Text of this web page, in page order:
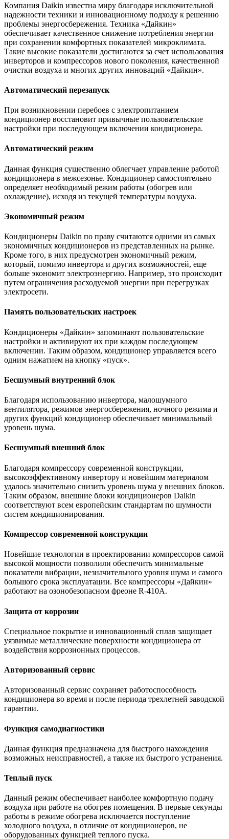
Компания Daikin известна миру благодаря исключительной
надежности техники и инновационному подходу к решению
проблемы энергосбережения. Техника «Дайкин»
обеспечивает качественное снижение потребления энергии
при сохранении комфортных показателей микроклимата.
Такие высокие показатели достигаются за счет использования
инверторов и компрессоров нового поколения, качественной
очистки воздуха и многих других инноваций «Дайкин».
Автоматический перезапуск
При возникновении перебоев с электропитанием
кондиционер восстановит привычные пользовательские
настройки при последующем включении кондиционера.
Автоматический режим
Данная функция существенно облегчает управление работой
кондиционера в межсезонье. Кондиционер самостоятельно
определяет необходимый режим работы (обогрев или
охлаждение), исходя из текущей температуры воздуха.
Экономичный режим
Кондиционеры Daikin по праву считаются одними из самых
экономичных кондиционеров из представленных на рынке.
Кроме того, в них предусмотрен экономичный режим,
который, помимо инвертора и других возможностей, еще
больше экономит электроэнергию. Например, это происходит
путем ограничения расходуемой энергии при перегрузках
электросети.
Память пользовательских настроек
Кондиционеры «Дайкин» запоминают пользовательские
настройки и активируют их при каждом последующем
включении. Таким образом, кондиционер управляется всего
одним нажатием на кнопку «пуск».
Бесшумный внутренний блок
Благодаря использованию инвертора, малошумного
вентилятора, режимов энергосбережения, ночного режима и
других функций кондиционер обеспечивает минимальный
уровень шума.
Бесшумный внешний блок
Благодаря компрессору современной конструкции,
высокоэффективному инвертору и новейшим материалом
удалось значительно снизить уровень шума у внешних блоков.
Таким образом, внешние блоки кондиционеров Daikin
соответствуют всем европейским стандартам по шумности
систем кондиционирования.
Компрессор современной конструкции
Новейшие технологии в проектировании компрессоров самой
высокой мощности позволили обеспечить минимальные
показатели вибрации, незначительного уровня шума и самого
большого срока эксплуатации. Все компрессоры «Дайкин»
работают на озонобезопасном фреоне R-410A.
Защита от коррозии
Специальное покрытие и инновационный сплав защищает
уязвимые металлические поверхности кондиционера от
воздействия коррозионных процессов.
Авторизованный сервис
Авторизованный сервис сохраняет работоспособность
кондиционера во время и после периода трехлетней заводской
гарантии.
Функция самодиагностики
Данная функция предназначена для быстрого нахождения
возможных неисправностей, а также их быстрого устранения.
Теплый пуск
Данный режим обеспечивает наиболее комфортную подачу
воздуха при работе на обогрев помещения. В первые секунды
работы в режиме обогрева исключается поступление
холодного воздуха, в отличие от кондиционеров, не
оборудованных функцией теплого пуска.